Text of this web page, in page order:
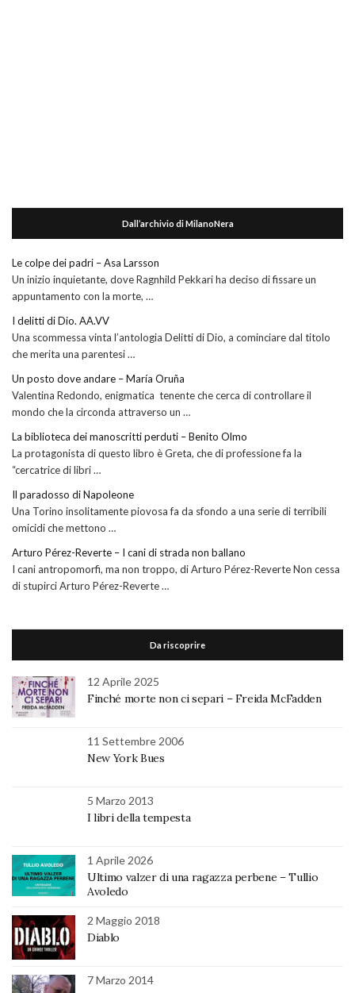
Dall’archivio di MilanoNera
Le colpe dei padri – Asa Larsson
Un inizio inquietante, dove Ragnhild Pekkari ha deciso di fissare un
appuntamento con la morte, …
I delitti di Dio. AA.VV
Una scommessa vinta l’antologia Delitti di Dio, a cominciare dal titolo
che merita una parentesi …
Un posto dove andare – María Oruña
Valentina Redondo, enigmatica tenente che cerca di controllare il
mondo che la circonda attraverso un …
La biblioteca dei manoscritti perduti – Benito Olmo
La protagonista di questo libro è Greta, che di professione fa la
“cercatrice di libri …
Il paradosso di Napoleone
Una Torino insolitamente piovosa fa da sfondo a una serie di terribili
omicidi che mettono …
Arturo Pérez-Reverte – I cani di strada non ballano
I cani antropomorfi, ma non troppo, di Arturo Pérez-Reverte Non cessa
di stupirci Arturo Pérez-Reverte …
Da riscoprire
12 Aprile 2025
Finché morte non ci separi – Freida McFadden
11 Settembre 2006
New York Bues
5 Marzo 2013
I libri della tempesta
1 Aprile 2026
Ultimo valzer di una ragazza perbene – Tullio
Avoledo
2 Maggio 2018
Diablo
7 Marzo 2014